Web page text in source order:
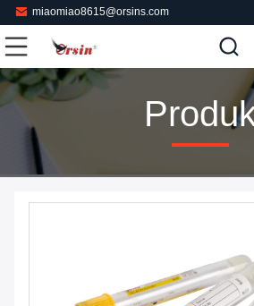
miaomiao8615@orsins.com